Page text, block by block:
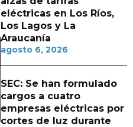
eléctricas en Los Ríos,
Los Lagos y La
Araucanía
agosto 6, 2026
SEC: Se han formulado
cargos a cuatro
empresas eléctricas por
cortes de luz durante